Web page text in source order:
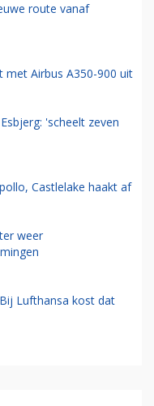
route vanaf
met Airbus A350-900 uit
'scheelt zeven
Castlelake haakt af
weer
Lufthansa kost dat